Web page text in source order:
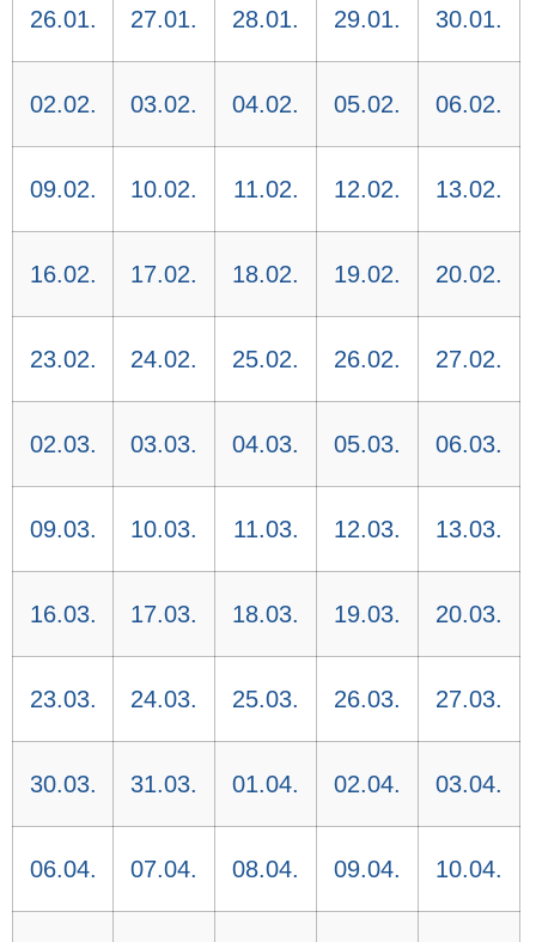
26.01. 27.01. 28.01. 29.01. 30.01.
02.02. 03.02. 04.02. 05.02. 06.02.
09.02. 10.02. 11.02. 12.02. 13.02.
16.02. 17.02. 18.02. 19.02. 20.02.
23.02. 24.02. 25.02. 26.02. 27.02.
02.03. 03.03. 04.03. 05.03. 06.03.
09.03. 10.03. 11.03. 12.03. 13.03.
16.03. 17.03. 18.03. 19.03. 20.03.
23.03. 24.03. 25.03. 26.03. 27.03.
30.03. 31.03. 01.04. 02.04. 03.04.
06.04. 07.04. 08.04. 09.04. 10.04.